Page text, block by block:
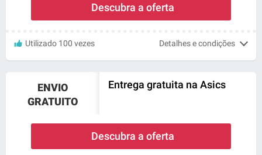
Descubra a oferta
Utilizado 100 vezes Detalhes e condições
ENVIO
GRATUITO
Entrega gratuita na Asics
Descubra a oferta